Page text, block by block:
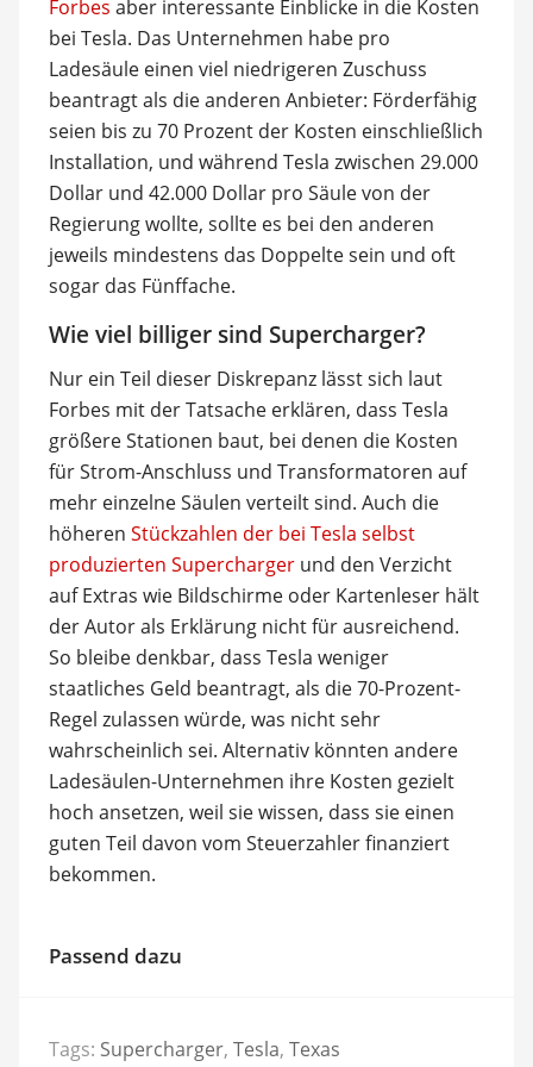
Forbes aber interessante Einblicke in die Kosten
bei Tesla. Das Unternehmen habe pro
Ladesäule einen viel niedrigeren Zuschuss
beantragt als die anderen Anbieter: Förderfähig
seien bis zu 70 Prozent der Kosten einschließlich
Installation, und während Tesla zwischen 29.000
Dollar und 42.000 Dollar pro Säule von der
Regierung wollte, sollte es bei den anderen
jeweils mindestens das Doppelte sein und oft
sogar das Fünffache.
Wie viel billiger sind Supercharger?
Nur ein Teil dieser Diskrepanz lässt sich laut
Forbes mit der Tatsache erklären, dass Tesla
größere Stationen baut, bei denen die Kosten
für Strom-Anschluss und Transformatoren auf
mehr einzelne Säulen verteilt sind. Auch die
höheren Stückzahlen der bei Tesla selbst
produzierten Superchargerund den Verzicht
auf Extras wie Bildschirme oder Kartenleser hält
der Autor als Erklärung nicht für ausreichend.
So bleibe denkbar, dass Tesla weniger
staatliches Geld beantragt, als die 70-Prozent-
Regel zulassen würde, was nicht sehr
wahrscheinlich sei. Alternativ könnten andere
Ladesäulen-Unternehmen ihre Kosten gezielt
hoch ansetzen, weil sie wissen, dass sie einen
guten Teil davon vom Steuerzahler finanziert
bekommen.
Passend dazu
Tags: Supercharger, Tesla, Texas